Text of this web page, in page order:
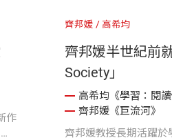
作
齊邦媛 高希均
齊邦媛半世紀前
Society」
高希均《學習：閱讀
齊邦媛《巨流河》
齊邦媛教授長期活躍